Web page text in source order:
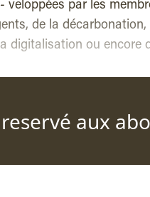
par les
de la décarbonation,
digitalisation ou encore
aux